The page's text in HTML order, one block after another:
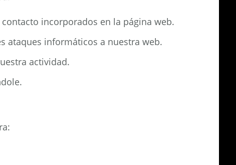
incorporados en la página web.
ataques informáticos a nuestra web.
actividad.